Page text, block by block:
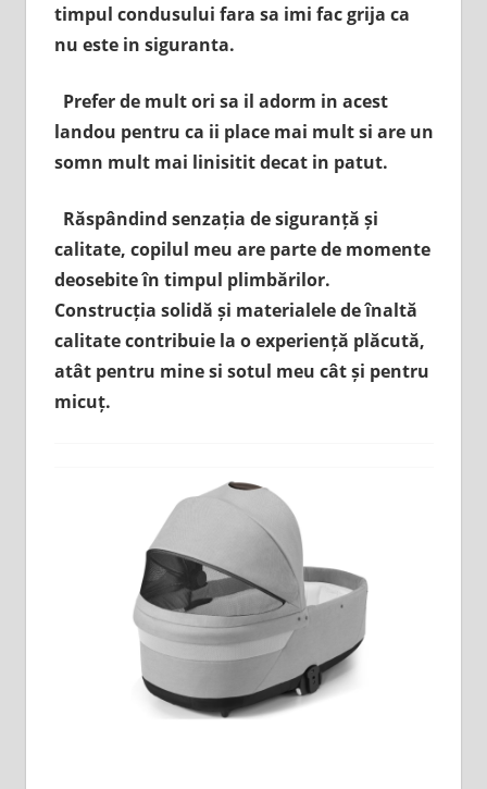
timpul condusului fara sa imi fac grija ca
nu este in siguranta.
Prefer de mult ori sa il adorm in acest
landou pentru ca ii place mai mult si are un
somn mult mai linisitit decat in patut.
Răspândind senzația de siguranță și
calitate, copilul meu are parte de momente
deosebite în timpul plimbărilor.
Construcția solidă și materialele de înaltă
calitate contribuie la o experiență plăcută,
atât pentru mine si sotul meu cât și pentru
micuț.